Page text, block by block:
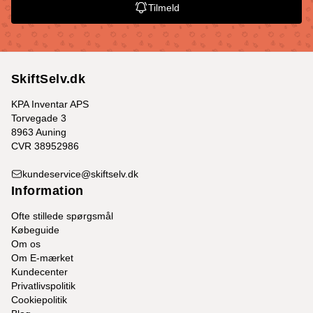
Tilmeld
SkiftSelv.dk
KPA Inventar APS
Torvegade 3
8963 Auning
CVR 38952986
kundeservice@skiftselv.dk
Information
Ofte stillede spørgsmål
Købeguide
Om os
Om E-mærket
Kundecenter
Privatlivspolitik
Cookiepolitik